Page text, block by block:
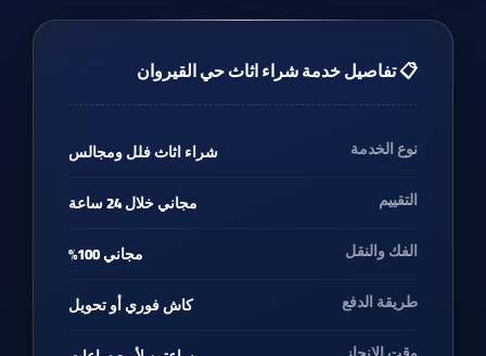
📋 تفاصيل خدمة شراء اثاث حي القيروان
نوع الخدمة شراء اثاث فلل ومجالس
التقييم مجاني خلال 24 ساعة
الفك والنقل مجاني 100%
طريقة الدفع كاش فوري أو تحويل